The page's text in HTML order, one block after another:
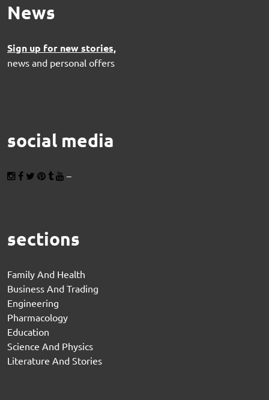
News
Sign up for new stories,
news and personal offers
social media
–
sections
Family And Health
Business And Trading
Engineering
Pharmacology
Education
Science And Physics
Literature And Stories